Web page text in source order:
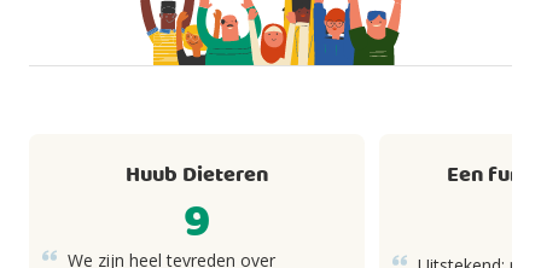
Huub Dieteren
9
We zijn heel tevreden over
Een